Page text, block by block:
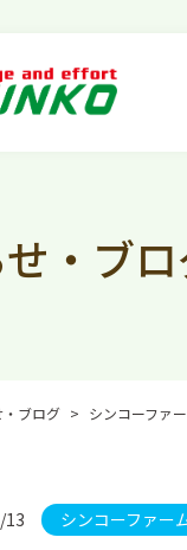
・ブ
ブログ > シンコーファ
13 シンコーファー